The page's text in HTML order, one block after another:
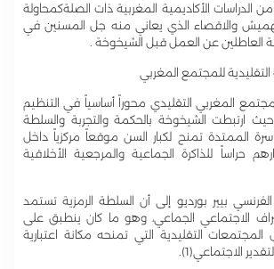
من الدراسات الأكاديمية المغربية ذات الصلةكمحاولة
والاقصاء الذي يعاني منه جل المسنين في
العاطلين عن العمل قبل الشيخوخة .
التقليدية للمجتمع المغربي
المغربي التقليدي محوراً أساسياً في التنظيم
حيث ارتبطت الشيخوخة بالحكمة والتجربة والسلطة
الممتدة تمنح لكبار السن موقعاً مركزياً داخل
حراساً للذاكرة الجماعية والمرجعية الأخلاقية
بيير بورديو إلى أن السلطة الرمزية تستمد
الاجتماعي الجماعي، وهو ما كان ينطبق على
التقليدية التي تمنحه مكانة اعتبارية
الاجتماعي(1).